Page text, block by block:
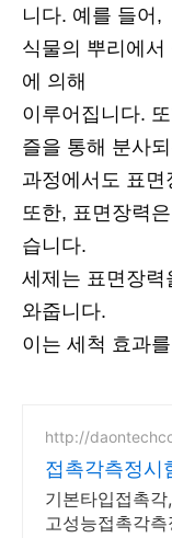
니다. 예를 들어,
식물의 뿌리에
에 의해
이루어집니다.
즐을 통해 분사
과정에서도 표
또한, 표면장력
습니다.
세제는 표면장력
와줍니다.
이는 세척 효과
http://
접촉각측정시
기본타입접촉
고성능접촉각